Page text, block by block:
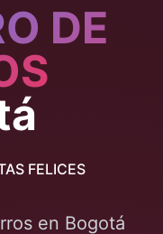
DE
FELICES
en Bogotá